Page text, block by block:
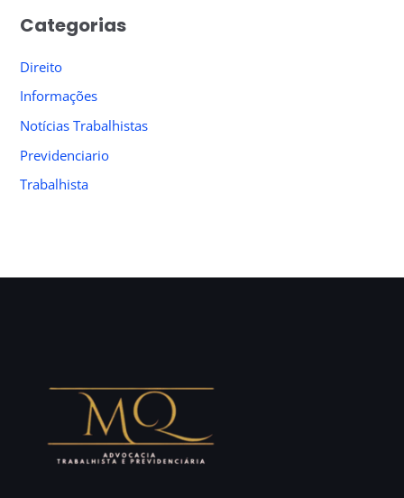
c
o
r
:
Categorias
Direito
Informações
Notícias Trabalhistas
Previdenciario
Trabalhista